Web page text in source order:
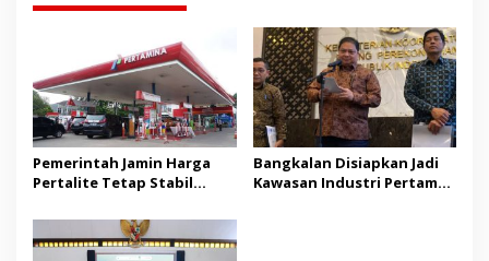
Pemerintah Jamin Harga
Pertalite Tetap Stabil
Bangkalan Disiapkan Jadi
Kawasan Industri Pertama